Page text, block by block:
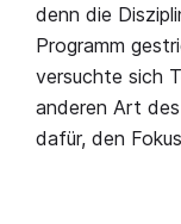
denn die
Programm
versuchte sich
anderen Art
dafür, den